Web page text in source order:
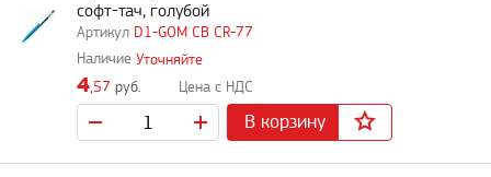
D1-GOM CB CR-77
софт-тач, голубой
Уточняйте
4,57 руб.
В корзину